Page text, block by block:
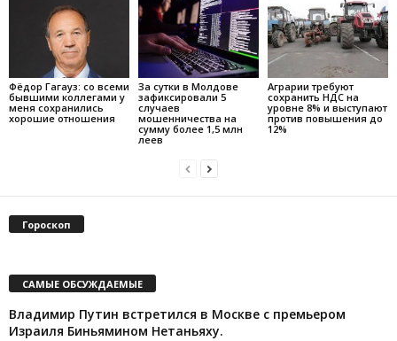
Фёдор Гагауз: со всеми
бывшими коллегами у
меня сохранились
хорошие отношения
За сутки в Молдове
зафиксировали 5
случаев
мошенничества на
сумму более 1,5 млн
леев
Аграрии требуют
сохранить НДС на
уровне 8% и выступают
против повышения до
12%
Гороскоп
САМЫЕ ОБСУЖДАЕМЫЕ
Владимир Путин встретился в Москве с премьером
Израиля Биньямином Нетаньяху.